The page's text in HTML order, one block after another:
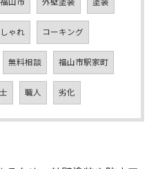
福山市 外壁塗装 塗装
ゃれ コーキング
無料相談 福山市駅家町
職人 劣化